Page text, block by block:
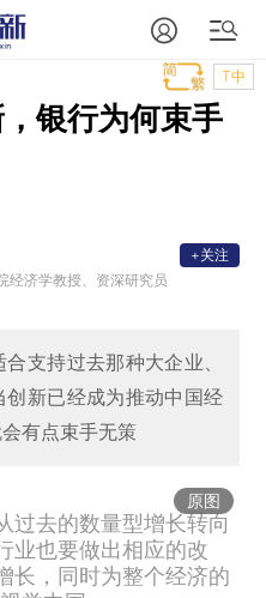
T中
银行为何束手
经济学教授、资深研究员
+关注
支持过去那种大企业、
新已经成为推动中国经
有点束手无策
原图
过去的数量型增长转向
业也要做出相应的改
长，同时为整个经济的